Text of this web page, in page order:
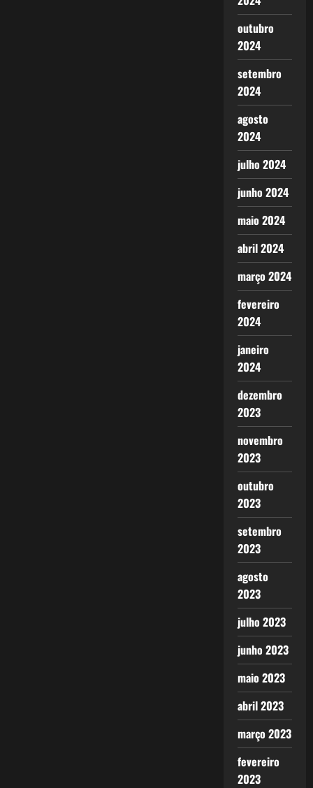
outubro
2024
setembro
2024
agosto
2024
julho 2024
junho 2024
maio 2024
abril 2024
março 2024
fevereiro
2024
janeiro
2024
dezembro
2023
novembro
2023
outubro
2023
setembro
2023
agosto
2023
julho 2023
junho 2023
maio 2023
abril 2023
março 2023
fevereiro
2023